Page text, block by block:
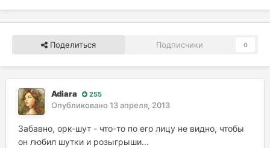
Поделиться Подписчики 0
Adiara 255
Опубликовано 13 апреля, 2013
Забавно, орк-шут - что-то по его лицу не видно, чтобы
он любил шутки и розыгрыши...